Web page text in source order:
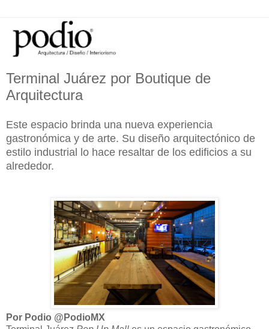
Terminal Juárez por Boutique de
Arquitectura
Este espacio brinda una nueva experiencia
gastronómica y de arte. Su diseño arquitectónico de
estilo industrial lo hace resaltar de los edificios a su
alrededor.
Por Podio @PodioMX